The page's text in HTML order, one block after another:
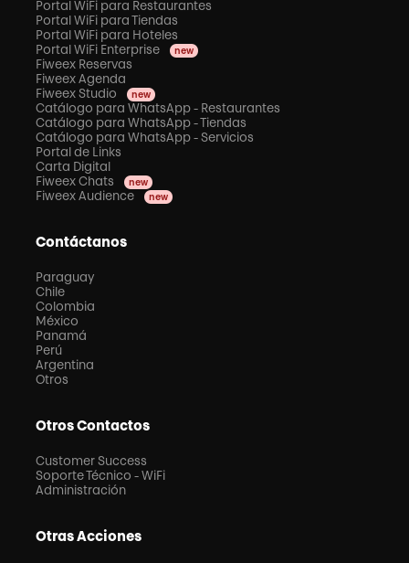
Portal WiFi para Restaurantes
Portal WiFi para Tiendas
Portal WiFi para Hoteles
Portal WiFi Enterprise
new
Fiweex Reservas
Fiweex Agenda
Fiweex Studio
new
Catálogo para WhatsApp - Restaurantes
Catálogo para WhatsApp - Tiendas
Catálogo para WhatsApp - Servicios
Portal de Links
Carta Digital
Fiweex Chats
new
Fiweex Audience new
Contáctanos
Paraguay
Chile
Colombia
México
Panamá
Perú
Argentina
Otros
Otros Contactos
Customer Success
Soporte Técnico - WiFi
Administración
Otras Acciones